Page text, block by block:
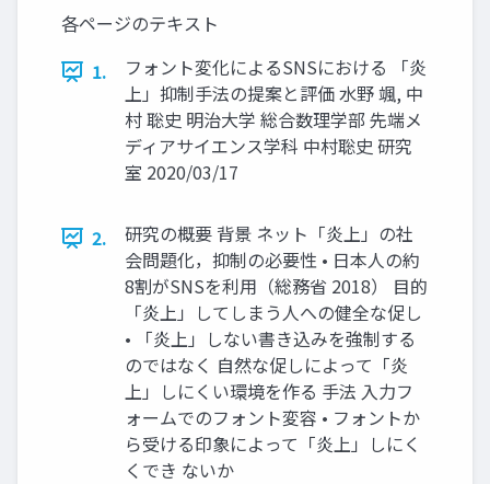
各ページのテキスト
1.
フォント変化によるSNSにおける 「炎
上」抑制手法の提案と評価 水野 颯, 中
村 聡史 明治大学 総合数理学部 先端メ
ディアサイエンス学科 中村聡史 研究
室 2020/03/17
2.
研究の概要 背景 ネット「炎上」の社
会問題化，抑制の必要性 • 日本人の約
8割がSNSを利用（総務省 2018） 目的
「炎上」してしまう人への健全な促し
• 「炎上」しない書き込みを強制する
のではなく 自然な促しによって「炎
上」しにくい環境を作る 手法 入力フ
ォームでのフォント変容 • フォントか
ら受ける印象によって「炎上」しにく
くでき ないか